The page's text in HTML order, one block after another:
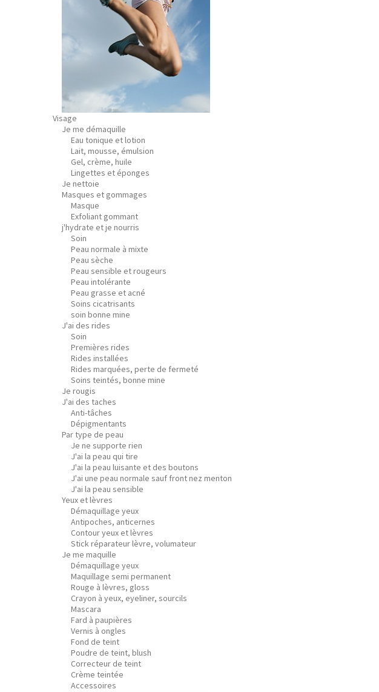
Visage
Je me démaquille
Eau tonique et lotion
Lait, mousse, émulsion
Gel, crème, huile
Lingettes et éponges
Je nettoie
Masques et gommages
Masque
Exfoliant gommant
j'hydrate et je nourris
Soin
Peau normale à mixte
Peau sèche
Peau sensible et rougeurs
Peau intolérante
Peau grasse et acné
Soins cicatrisants
soin bonne mine
J'ai des rides
Soin
Premières rides
Rides installées
Rides marquées, perte de fermeté
Soins teintés, bonne mine
Je rougis
J'ai des taches
Anti-tâches
Dépigmentants
Par type de peau
Je ne supporte rien
J'ai la peau qui tire
J'ai la peau luisante et des boutons
J'ai une peau normale sauf front nez menton
J'ai la peau sensible
Yeux et lèvres
Démaquillage yeux
Antipoches, anticernes
Contour yeux et lèvres
Stick réparateur lèvre, volumateur
Je me maquille
Démaquillage yeux
Maquillage semi permanent
Rouge à lèvres, gloss
Crayon à yeux, eyeliner, sourcils
Mascara
Fard à paupières
Vernis à ongles
Fond de teint
Poudre de teint, blush
Correcteur de teint
Crème teintée
Accessoires